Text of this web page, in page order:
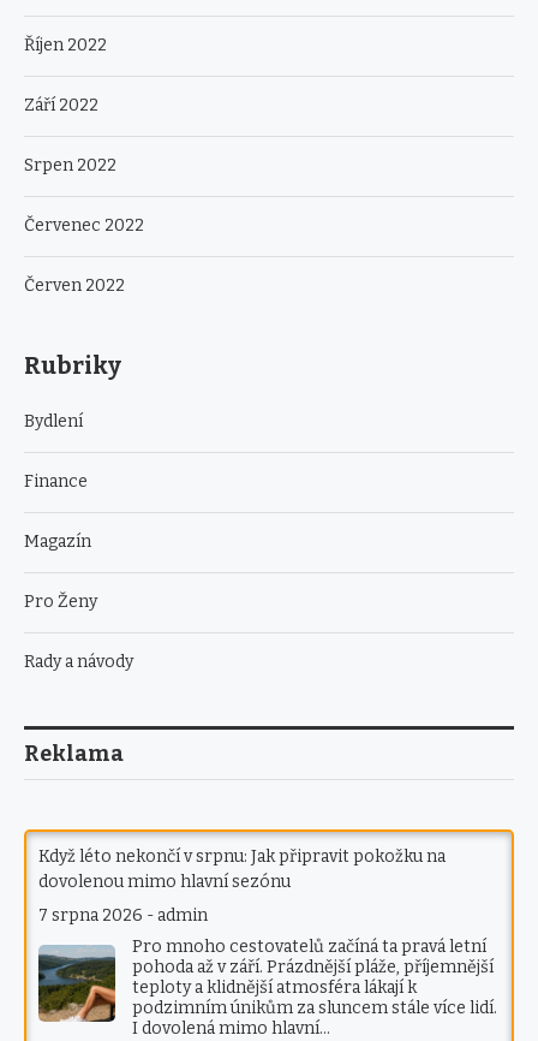
Když léto nekončí v srpnu: Jak připravit pokožku na
dovolenou mimo hlavní sezónu
7 srpna 2026 - admin
Pro mnoho cestovatelů začíná ta pravá letní
pohoda až v září. Prázdnější pláže, příjemnější
teploty a klidnější atmosféra lákají k
podzimním únikům za sluncem stále více lidí.
I dovolená mimo hlavní…
Říjen 2022
Září 2022
Srpen 2022
Červenec 2022
Červen 2022
Rubriky
Bydlení
Finance
Magazín
Pro Ženy
Rady a návody
Reklama